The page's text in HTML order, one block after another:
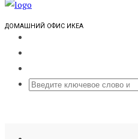
ДОМАШНИЙ ОФИС ИКЕА